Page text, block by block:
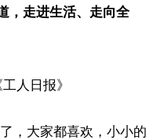
，走进生活、走向全
人日报》
，大家都喜欢，小小的